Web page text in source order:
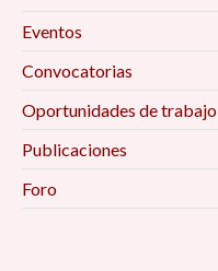
Eventos
Convocatorias
Oportunidades de trabajo
Publicaciones
Foro